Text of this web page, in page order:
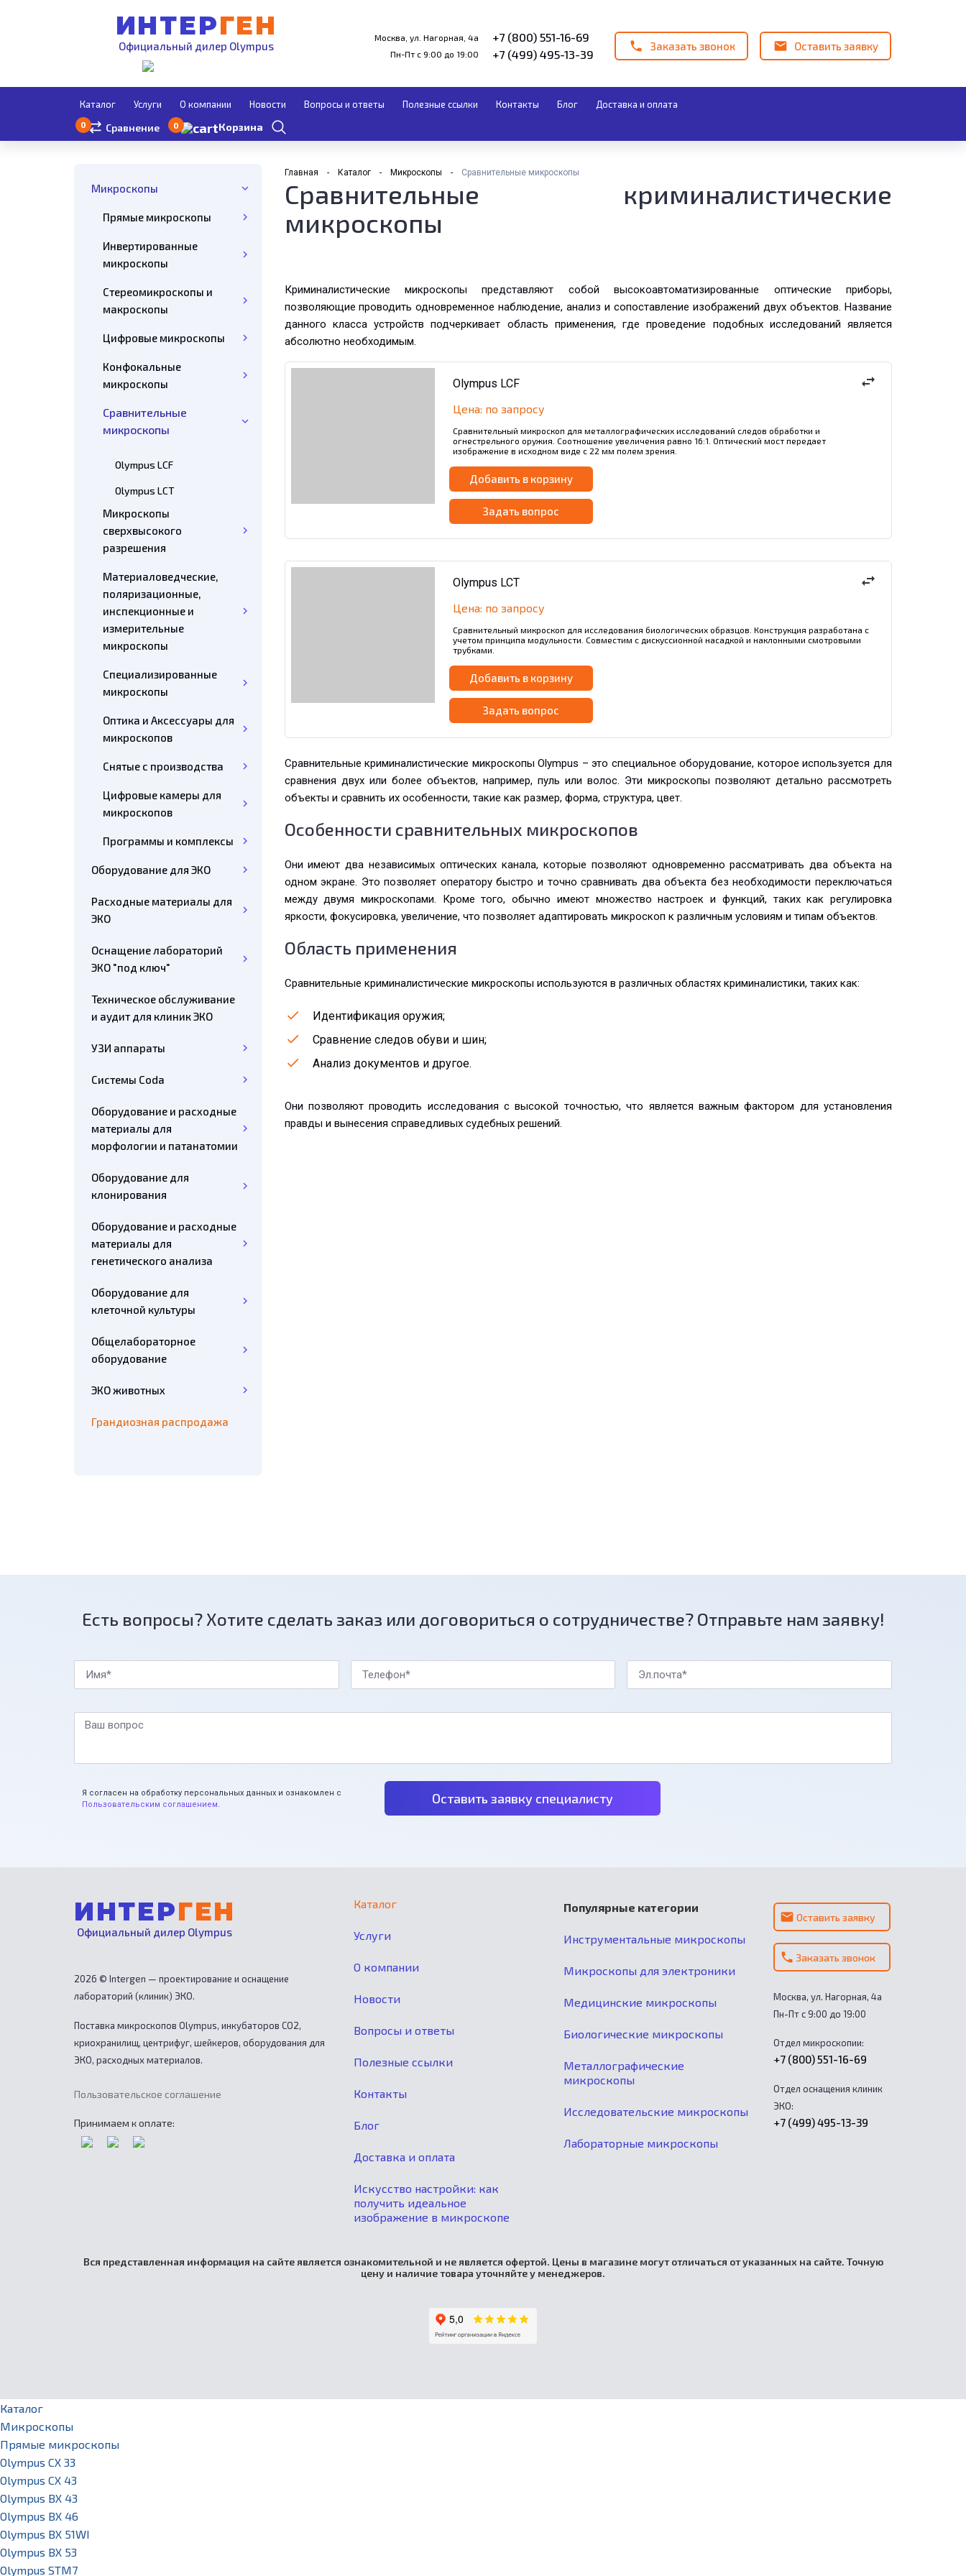
ИНТЕРГЕН
Официальный дилер Olympus
Москва, ул. Нагорная, 4а
Пн-Пт с 9:00 до 19:00
+7 (800) 551-16-69
+7 (499) 495-13-39
Заказать звонок Оставить заявку
Каталог Услуги О компании Новости Вопросы и ответы Полезные ссылки Контакты Блог Доставка и оплата
0 Сравнение 0 Корзина
Микроскопы
Прямые микроскопы
Инвертированные
микроскопы
Стереомикроскопы и
макроскопы
Цифровые микроскопы
Конфокальные
микроскопы
Сравнительные
микроскопы
Olympus LCF
Olympus LCT
Микроскопы
сверхвысокого
разрешения
Материаловедческие,
поляризационные,
инспекционные и
измерительные
микроскопы
Специализированные
микроскопы
Оптика и Аксессуары для
микроскопов
Снятые с производства
Цифровые камеры для
микроскопов
Программы и комплексы
Оборудование для ЭКО
Расходные материалы для
ЭКО
Оснащение лабораторий
ЭКО "под ключ"
Техническое обслуживание
и аудит для клиник ЭКО
УЗИ аппараты
Системы Coda
Оборудование и расходные
материалы для
морфологии и патанатомии
Оборудование для
клонирования
Оборудование и расходные
материалы для
генетического анализа
Оборудование для
клеточной культуры
Общелабораторное
оборудование
ЭКО животных
Грандиозная распродажа
Главная Каталог Микроскопы Сравнительные микроскопы
Сравнительные криминалистические
микроскопы
Криминалистические микроскопы представляют собой высокоавтоматизированные оптические приборы,
позволяющие проводить одновременное наблюдение, анализ и сопоставление изображений двух объектов. Название
данного класса устройств подчеркивает область применения, где проведение подобных исследований является
абсолютно необходимым.
swap_horiz
Olympus LCF
Цена: по запросу
Сравнительный микроскоп для металлографических исследований следов обработки и
огнестрельного оружия. Соотношение увеличения равно 16:1. Оптический мост передает
изображение в исходном виде с 22 мм полем зрения.
Добавить в корзину
Задать вопрос
swap_horiz
Olympus LCT
Цена: по запросу
Сравнительный микроскоп для исследования биологических образцов. Конструкция разработана с
учетом принципа модульности. Совместим с дискуссионной насадкой и наклонными смотровыми
трубками.
Добавить в корзину
Задать вопрос
Сравнительные криминалистические микроскопы Olympus – это специальное оборудование, которое используется для
сравнения двух или более объектов, например, пуль или волос. Эти микроскопы позволяют детально рассмотреть
объекты и сравнить их особенности, такие как размер, форма, структура, цвет.
Особенности сравнительных микроскопов
Они имеют два независимых оптических канала, которые позволяют одновременно рассматривать два объекта на
одном экране. Это позволяет оператору быстро и точно сравнивать два объекта без необходимости переключаться
между двумя микроскопами. Кроме того, обычно имеют множество настроек и функций, таких как регулировка
яркости, фокусировка, увеличение, что позволяет адаптировать микроскоп к различным условиям и типам объектов.
Область применения
Сравнительные криминалистические микроскопы используются в различных областях криминалистики, таких как:
Идентификация оружия;
Сравнение следов обуви и шин;
Анализ документов и другое.
Они позволяют проводить исследования с высокой точностью, что является важным фактором для установления
правды и вынесения справедливых судебных решений.
Есть вопросы? Хотите сделать заказ или договориться о сотрудничестве? Отправьте нам заявку!
Имя* Телефон* Эл.почта*
Ваш вопрос
Я согласен на обработку персональных данных и ознакомлен с
Пользовательским соглашением. Оставить заявку специалисту
ИНТЕРГЕН
Официальный дилер Olympus
2026 © Intergen — проектирование и оснащение
лабораторий (клиник) ЭКО.
Поставка микроскопов Olympus, инкубаторов CO2,
криохранилищ, центрифуг, шейкеров, оборудования для
ЭКО, расходных материалов.
Пользовательское соглашение
Принимаем к оплате:
Каталог
Услуги
О компании
Новости
Вопросы и ответы
Полезные ссылки
Контакты
Блог
Доставка и оплата
Искусство настройки: как
получить идеальное
изображение в микроскопе
Популярные категории
Инструментальные микроскопы
Микроскопы для электроники
Медицинские микроскопы
Биологические микроскопы
Металлографические
микроскопы
Исследовательские микроскопы
Лабораторные микроскопы
Оставить заявку
Заказать звонок
Москва, ул. Нагорная, 4а
Пн-Пт с 9:00 до 19:00
Отдел микроскопии:
+7 (800) 551-16-69
Отдел оснащения клиник
ЭКО:
+7 (499) 495-13-39
Вся представленная информация на сайте является ознакомительной и не является офертой. Цены в магазине могут отличаться от указанных на сайте. Точную
цену и наличие товара уточняйте у менеджеров.
Каталог
Микроскопы
Прямые микроскопы
Olympus CX 33
Olympus CX 43
Olympus BX 43
Olympus BX 46
Olympus BX 51WI
Olympus BX 53
Olympus STM7